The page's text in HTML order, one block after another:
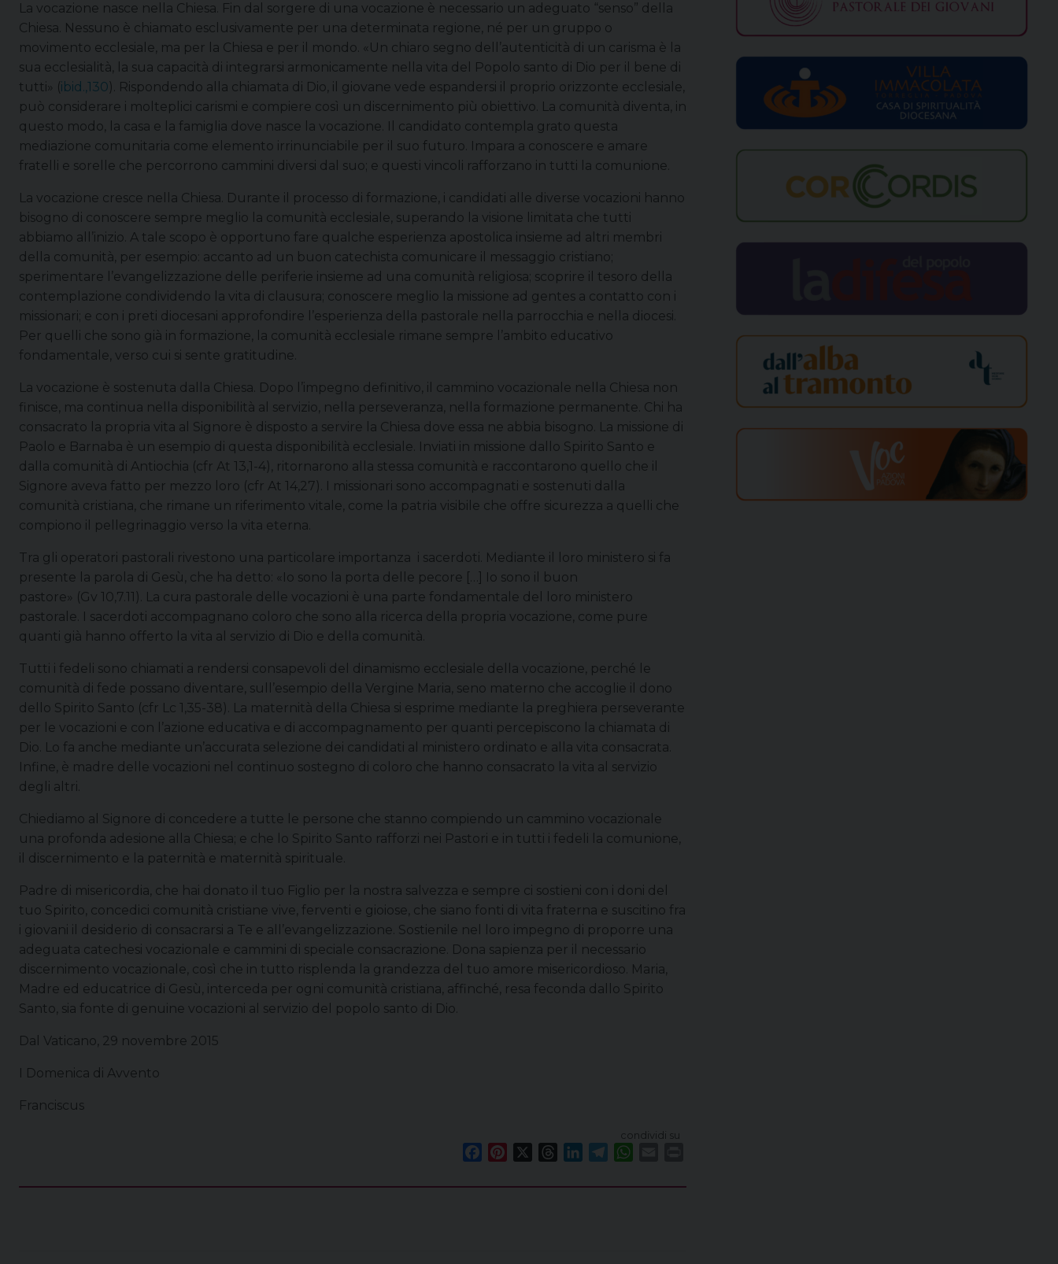
La vocazione nasce nella Chiesa. Fin dal sorgere di una vocazione è necessario un adeguato “senso” della
Chiesa. Nessuno è chiamato esclusivamente per una determinata regione, né per un gruppo o
movimento ecclesiale, ma per la Chiesa e per il mondo. «Un chiaro segno dell’autenticità di un carisma è la
sua ecclesialità, la sua capacità di integrarsi armonicamente nella vita del Popolo santo di Dio per il bene di
tutti» (ibid.,130 ). Rispondendo alla chiamata di Dio, il giovane vede espandersi il proprio orizzonte ecclesiale,
può considerare i molteplici carismi e compiere così un discernimento più obiettivo. La comunità diventa, in
questo modo, la casa e la famiglia dove nasce la vocazione. Il candidato contempla grato questa
mediazione comunitaria come elemento irrinunciabile per il suo futuro. Impara a conoscere e amare
fratelli e sorelle che percorrono cammini diversi dal suo; e questi vincoli rafforzano in tutti la comunione.
La vocazione cresce nella Chiesa. Durante il processo di formazione, i candidati alle diverse vocazioni hanno
bisogno di conoscere sempre meglio la comunità ecclesiale, superando la visione limitata che tutti
abbiamo all’inizio. A tale scopo è opportuno fare qualche esperienza apostolica insieme ad altri membri
della comunità, per esempio: accanto ad un buon catechista comunicare il messaggio cristiano;
sperimentare l’evangelizzazione delle periferie insieme ad una comunità religiosa; scoprire il tesoro della
contemplazione condividendo la vita di clausura; conoscere meglio la missione ad gentes a contatto con i
missionari; e con i preti diocesani approfondire l’esperienza della pastorale nella parrocchia e nella diocesi.
Per quelli che sono già in formazione, la comunità ecclesiale rimane sempre l’ambito educativo
fondamentale, verso cui si sente gratitudine.
La vocazione è sostenuta dalla Chiesa. Dopo l’impegno definitivo, il cammino vocazionale nella Chiesa non
finisce, ma continua nella disponibilità al servizio, nella perseveranza, nella formazione permanente. Chi ha
consacrato la propria vita al Signore è disposto a servire la Chiesa dove essa ne abbia bisogno. La missione di
Paolo e Barnaba è un esempio di questa disponibilità ecclesiale. Inviati in missione dallo Spirito Santo e
dalla comunità di Antiochia (cfr At 13,1-4), ritornarono alla stessa comunità e raccontarono quello che il
Signore aveva fatto per mezzo loro (cfr At 14,27). I missionari sono accompagnati e sostenuti dalla
comunità cristiana, che rimane un riferimento vitale, come la patria visibile che offre sicurezza a quelli che
compiono il pellegrinaggio verso la vita eterna.
Tra gli operatori pastorali rivestono una particolare importanza i sacerdoti. Mediante il loro ministero si fa
presente la parola di Gesù, che ha detto: «Io sono la porta delle pecore […] Io sono il buon
pastore» (Gv 10,7.11). La cura pastorale delle vocazioni è una parte fondamentale del loro ministero
pastorale. I sacerdoti accompagnano coloro che sono alla ricerca della propria vocazione, come pure
quanti già hanno offerto la vita al servizio di Dio e della comunità.
Tutti i fedeli sono chiamati a rendersi consapevoli del dinamismo ecclesiale della vocazione, perché le
comunità di fede possano diventare, sull’esempio della Vergine Maria, seno materno che accoglie il dono
dello Spirito Santo (cfr Lc 1,35-38). La maternità della Chiesa si esprime mediante la preghiera perseverante
per le vocazioni e con l’azione educativa e di accompagnamento per quanti percepiscono la chiamata di
Dio. Lo fa anche mediante un’accurata selezione dei candidati al ministero ordinato e alla vita consacrata.
Infine, è madre delle vocazioni nel continuo sostegno di coloro che hanno consacrato la vita al servizio
degli altri.
Chiediamo al Signore di concedere a tutte le persone che stanno compiendo un cammino vocazionale
una profonda adesione alla Chiesa; e che lo Spirito Santo rafforzi nei Pastori e in tutti i fedeli la comunione,
il discernimento e la paternità e maternità spirituale.
Padre di misericordia, che hai donato il tuo Figlio per la nostra salvezza e sempre ci sostieni con i doni del
tuo Spirito, concedici comunità cristiane vive, ferventi e gioiose, che siano fonti di vita fraterna e suscitino fra
i giovani il desiderio di consacrarsi a Te e all’evangelizzazione. Sostienile nel loro impegno di proporre una
adeguata catechesi vocazionale e cammini di speciale consacrazione. Dona sapienza per il necessario
discernimento vocazionale, così che in tutto risplenda la grandezza del tuo amore misericordioso. Maria,
Madre ed educatrice di Gesù, interceda per ogni comunità cristiana, affinché, resa feconda dallo Spirito
Santo, sia fonte di genuine vocazioni al servizio del popolo santo di Dio.
Dal Vaticano, 29 novembre 2015
I Domenica di Avvento
Franciscus
condividi su
c
n
r
n
l
a
a
i